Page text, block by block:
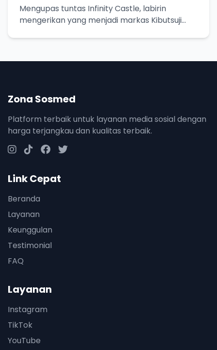
Mengupas tuntas Infinity Castle, labirin
mengerikan yang menjadi markas Kibutsuji
Zona Sosmed
Platform terbaik untuk layanan media sosial dengan
harga terjangkau dan kualitas terbaik.
Link Cepat
Beranda
Layanan
Keunggulan
Testimonial
FAQ
Layanan
Instagram
TikTok
YouTube